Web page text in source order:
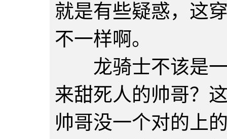
就是有些疑惑，这
不一样啊。
龙骑士不该是一
来甜死人的帅哥？
帅哥没一个对的上